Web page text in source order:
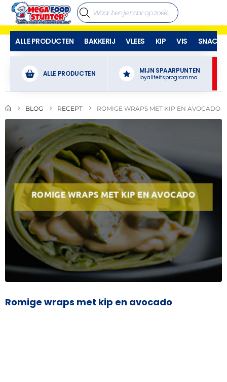
ALLE PRODUCTEN BAKKERIJ VLEES KIP VIS SNACKS
ALLE PRODUCTEN MIJN SPAARPUNTEN
loyaliteitsprogramma
BLOG RECEPT ROMIGE WRAPS MET KIP EN AVOCADO
Romige wraps met kip en avocado